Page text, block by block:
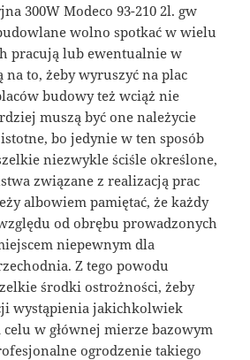
300W Modeco 93-210 2l. gw
wolno spotkać w wielu
pracują lub ewentualnie w
to, żeby wyruszyć na plac
budowy też wciąż nie
muszą być one należycie
bo jedynie w ten sposób
niezwykle ściśle określone,
związane z realizacją prac
albowiem pamiętać, że każdy
od obrębu prowadzonych
niepewnym dla
Z tego powodu
środki ostrożności, żeby
wystąpienia jakichkolwiek
w głównej mierze bazowym
ogrodzenie takiego